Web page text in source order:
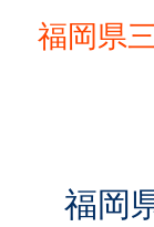
福岡県
福岡